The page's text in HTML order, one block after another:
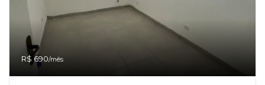
R$ 690/mês